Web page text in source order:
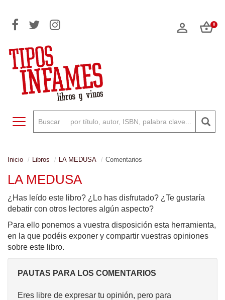
0
Toggle navigation
Inicio Libros LA MEDUSA Comentarios
LA MEDUSA
¿Has leído este libro? ¿Lo has disfrutado? ¿Te gustaría
debatir con otros lectores algún aspecto?
Para ello ponemos a vuestra disposición esta herramienta,
en la que podéis exponer y compartir vuestras opiniones
sobre este libro.
PAUTAS PARA LOS COMENTARIOS
Eres libre de expresar tu opinión, pero para